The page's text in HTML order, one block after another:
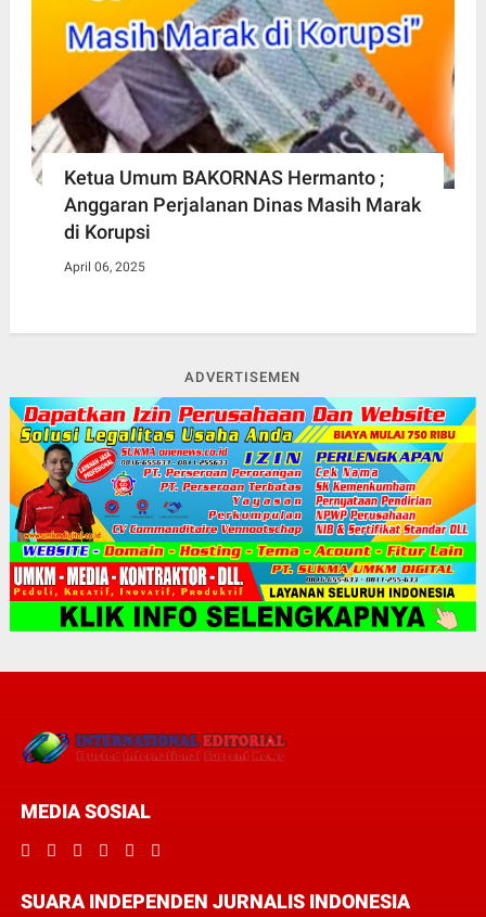
Ketua Umum BAKORNAS Hermanto ;
Anggaran Perjalanan Dinas Masih Marak
di Korupsi
April 06, 2025
ADVERTISEMEN
MEDIA SOSIAL
SUARA INDEPENDEN JURNALIS INDONESIA